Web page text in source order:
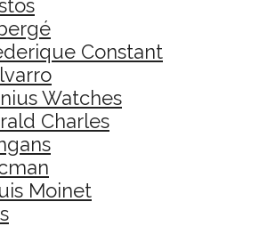
Constant
Watches
Charles
Moinet